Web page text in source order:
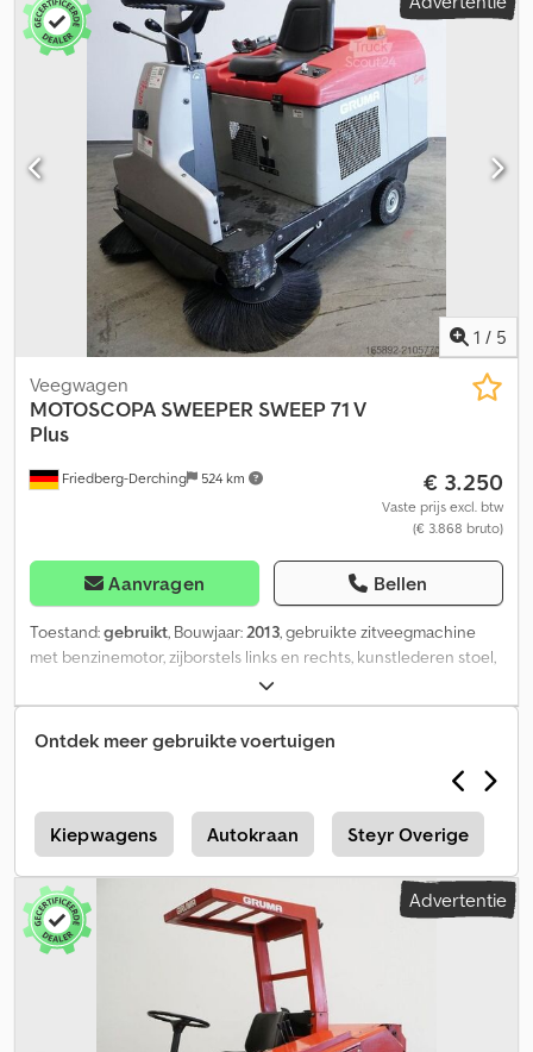
3.600 mm , remmen:motorrem , kleur:oranje
, bestuurderscabine:
dagcabine, soort overbrenging: mechanisch, emissieklasse:
euro2, ophanging: staal, Uitrusting:ABS, differentieelslot,
, Haller Zonnescherm Crjdpsi Ubi Defx Acfof Uitlaat
omhoog VIN-nr. 164603 Wijzigingen en fouten voorbehouden
1 / 5
Friedberg-Derching 524 km
Veegwagen
MOTOSCOPA SWEEPER SWEEP 71 V
Plus
€ 3.250
Vaste prijs excl. btw
(€ 3.868 bruto)
Aanvragen Bellen
Toestand:gebruikt, Bouwjaar:2013, gebruikte zitveegmachine
met benzinemotor, zijborstels links en rechts, kunstlederen stoel,
SE-banden, Csdpfsycyghjx Acforf
Ontdek meer gebruikte voertuigen
Kiepwagens Autokraan Steyr Overige
Advertentie